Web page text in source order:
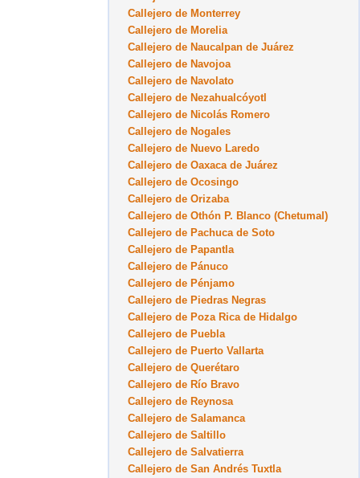
Callejero de Monterrey
Callejero de Morelia
Callejero de Naucalpan de Juárez
Callejero de Navojoa
Callejero de Navolato
Callejero de Nezahualcóyotl
Callejero de Nicolás Romero
Callejero de Nogales
Callejero de Nuevo Laredo
Callejero de Oaxaca de Juárez
Callejero de Ocosingo
Callejero de Orizaba
Callejero de Othón P. Blanco (Chetumal)
Callejero de Pachuca de Soto
Callejero de Papantla
Callejero de Pánuco
Callejero de Pénjamo
Callejero de Piedras Negras
Callejero de Poza Rica de Hidalgo
Callejero de Puebla
Callejero de Puerto Vallarta
Callejero de Querétaro
Callejero de Río Bravo
Callejero de Reynosa
Callejero de Salamanca
Callejero de Saltillo
Callejero de Salvatierra
Callejero de San Andrés Tuxtla